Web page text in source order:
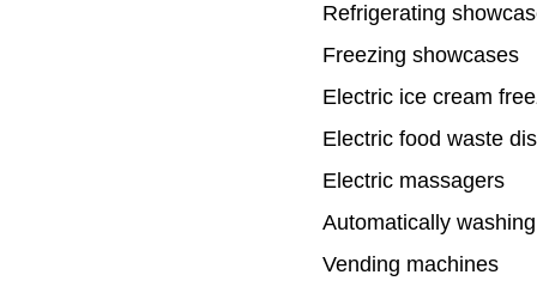
Refrigerating
Freezing showcases
Electric ice cream
Electric food waste
Electric massagers
Automatically
Vending machines